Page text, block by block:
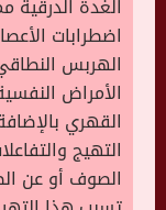
اضطرابات
الهربس
الأمراض
القهري
التهيج
الصوف أو عن